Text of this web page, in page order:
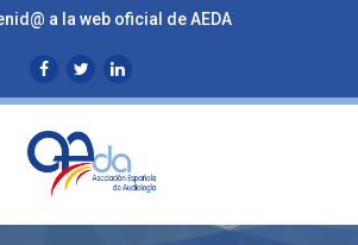
a la web oficial de AEDA